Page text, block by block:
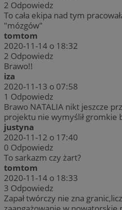
2 Odpowiedz
To cała ekipa nad tym
"mózgów"
tomtom
2020-11-14 o 18:32
2 Odpowiedz
Brawo!!
iza
2020-11-13 o 07:58
1 Odpowiedz
Brawo NATALIA nikt jeszcze
projektu nie wymyślił gromkie
justyna
2020-11-12 o 17:40
0 Odpowiedz
To sarkazm czy żart?
tomtom
2020-11-14 o 18:33
3 Odpowiedz
Zapał twórczy nie zna